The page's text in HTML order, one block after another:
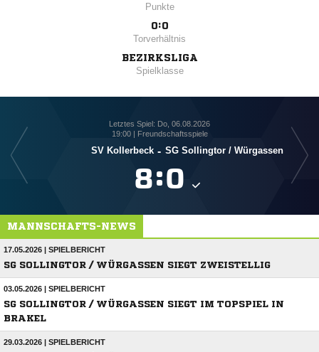
Punkte
0:0
Torverhältnis
BEZIRKSLIGA
Spielklasse
Letztes Spiel: Do, 06.08.2026
19:00 | Freundschaftsspiele
SV Kollerbeck - SG Sollingtor /​ Würgassen
:
MANNSCHAFTS-NEWS
17.05.2026 | SPIELBERICHT
SG SOLLINGTOR / WÜRGASSEN SIEGT ZWEISTELLIG
03.05.2026 | SPIELBERICHT
SG SOLLINGTOR / WÜRGASSEN SIEGT IM TOPSPIEL IN
BRAKEL
29.03.2026 | SPIELBERICHT